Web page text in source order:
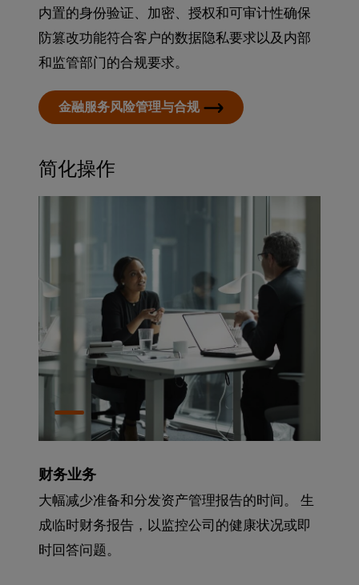
内置的身份验证、加密、授权和可审计性确保
防篡改功能符合客户的数据隐私要求以及内部
和监管部门的合规要求。
金融服务风险管理与合规
简化操作
财务业务
大幅减少准备和分发资产管理报告的时间。 生
成临时财务报告，以监控公司的健康状况或即
时回答问题。